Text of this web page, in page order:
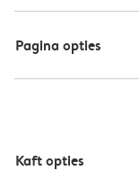
Pagina opties
Kaft opties